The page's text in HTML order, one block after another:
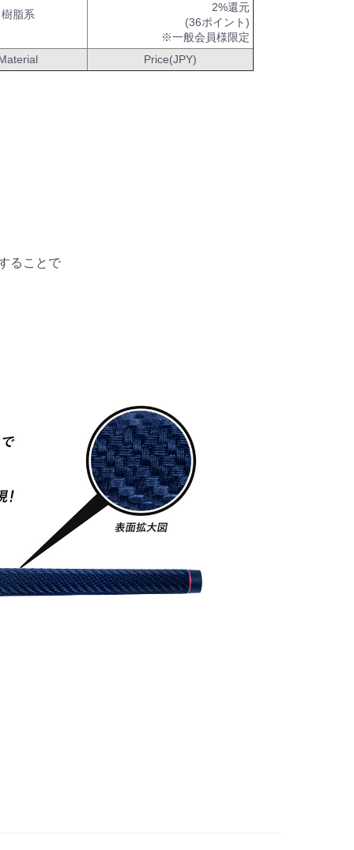
樹脂系
2%還元
(36ポイント)
※一般会員様限定
Price(JPY)
ることで